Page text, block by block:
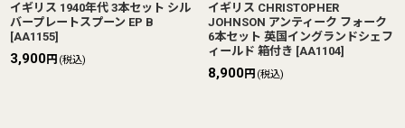
イギリス 1940年代 3本セット シル
バープレートスプーン EP B
[AA1155]
3,900円 (税込)
イギリス CHRISTOPHER
JOHNSON アンティーク フォーク
6本セット 英国イングランドシェフ
ィールド 箱付き [AA1104]
8,900円 (税込)